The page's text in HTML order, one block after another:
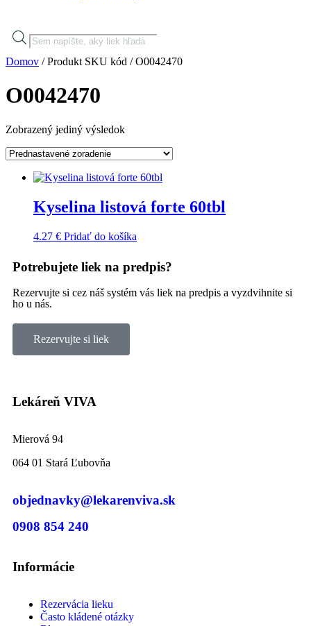
Domov / Produkt SKU kód / O0042470
O0042470
Zobrazený jediný výsledok
Kyselina listová forte 60tbl
4.27 € Pridať do košíka
Potrebujete liek na predpis?
Rezervujte si cez náš systém vás liek na predpis a vyzdvihnite si
ho u nás.
Rezervujte si liek
Lekáreň VIVA
Mierová 94
064 01 Stará Ľubovňa
objednavky@lekarenviva.sk
0908 854 240
Informácie
Rezervácia lieku
Často kládené otázky